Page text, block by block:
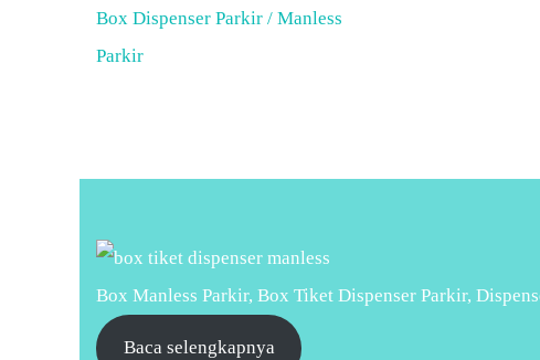
Box Dispenser Parkir / Manless
Parkir
Box Manless Parkir, Box Tiket Dispenser Parkir,
Baca selengkapnya